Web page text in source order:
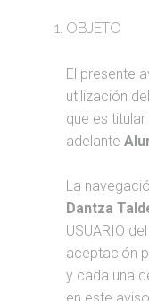
OBJETO
El presente
utilización
que es titular
adelante
La
Dantza
USUARIO
aceptación
y cada una